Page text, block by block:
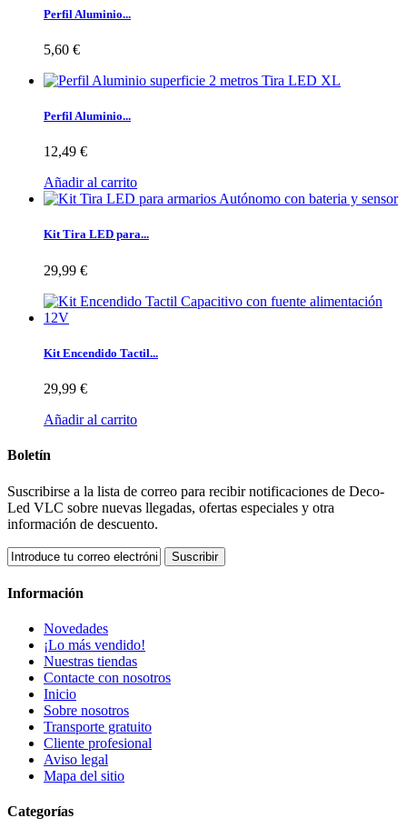
Perfil Aluminio...
5,60 €
Perfil Aluminio...
12,49 €
Añadir al carrito
Kit Tira LED para...
29,99 €
Kit Encendido Tactil...
29,99 €
Añadir al carrito
Boletín
Suscribirse a la lista de correo para recibir notificaciones de Deco-
Led VLC sobre nuevas llegadas, ofertas especiales y otra
información de descuento.
Suscribir
Información
Novedades
¡Lo más vendido!
Nuestras tiendas
Contacte con nosotros
Inicio
Sobre nosotros
Transporte gratuito
Cliente profesional
Aviso legal
Mapa del sitio
Categorías